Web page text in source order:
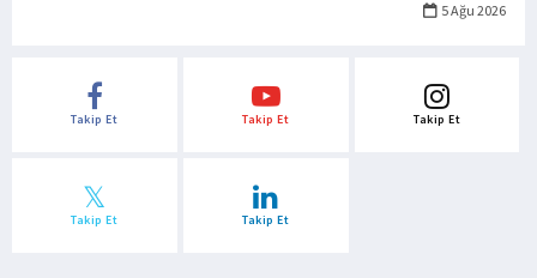
5 Ağu 2026
Takip Et Takip Et Takip Et
Takip Et Takip Et